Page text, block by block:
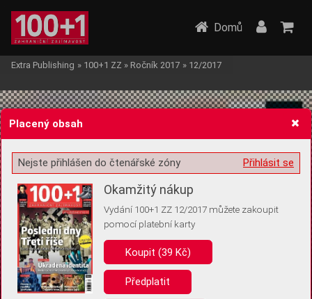
Žádost o souhlas s ukládáním volitelných informací
Pro základní fungování webu nepotřebujeme ukládat žádné informace
(tzv. cookies apod.). Rádi bychom vás ale požádali o souhlas s
uložením volitelných informací:
Domů
Extra Publishing » 100+1 ZZ » Ročník 2017 » 12/2017
Placený obsah
Přihlásit se
Nejste přihlášen do čtenářské zóny
Okamžitý nákup
Vydání 100+1 ZZ 12/2017 můžete zakoupit
pomocí platební karty
Koupit (39 Kč)
Předplatit